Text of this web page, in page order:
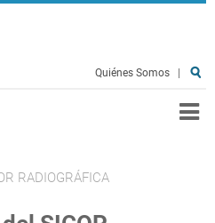
Quiénes Somos
RADIOGRÁFICA